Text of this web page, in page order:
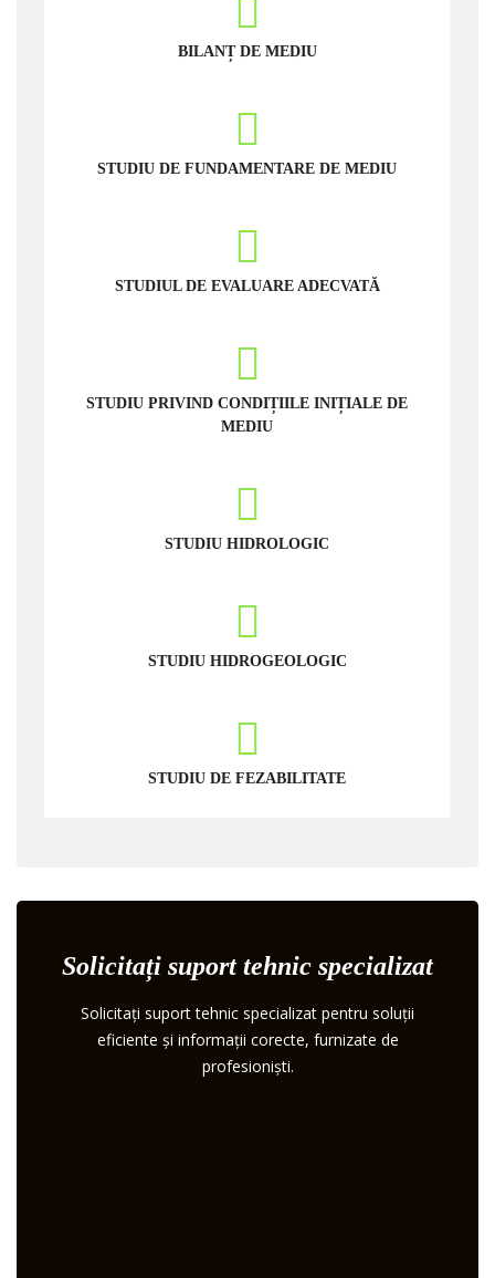
BILANȚ DE MEDIU
STUDIU DE FUNDAMENTARE DE MEDIU
STUDIUL DE EVALUARE ADECVATĂ
STUDIU PRIVIND CONDIȚIILE INIȚIALE DE
MEDIU
STUDIU HIDROLOGIC
STUDIU HIDROGEOLOGIC
STUDIU DE FEZABILITATE
Solicitați suport tehnic specializat
Solicitați suport tehnic specializat pentru soluții
eficiente și informații corecte, furnizate de
profesioniști.